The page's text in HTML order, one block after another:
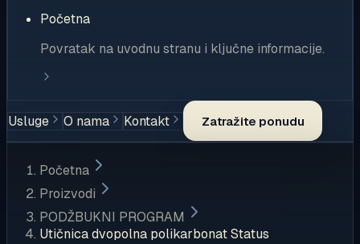
Početna
Povratak na uvodnu stranu i ključne informacije.
Usluge O nama Kontakt Zatražite ponudu
Početna
Proizvodi
PODŽBUKNI PROGRAM
Utičnica dvopolna polikarbonat Status